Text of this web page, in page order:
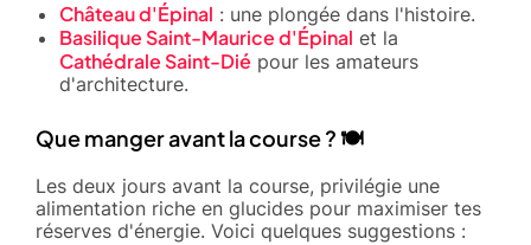
Château d'Épinal : une plongée dans l'histoire.
Basilique Saint-Maurice d'Épinal et la
Cathédrale Saint-Dié pour les amateurs
d'architecture.
Que manger avant la course ? 🍽️
Les deux jours avant la course, privilégie une
alimentation riche en glucides pour maximiser tes
réserves d'énergie. Voici quelques suggestions :